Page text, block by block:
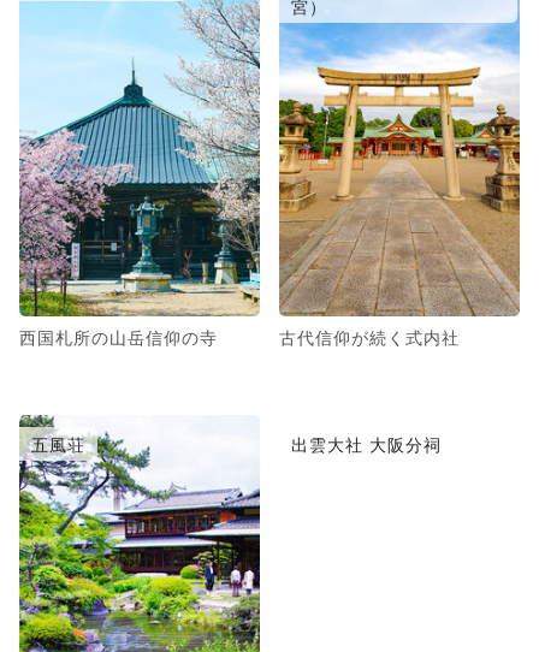
西国札所の山岳信仰の寺
宮）
古代信仰が続く式内社
五風荘 出雲大社 大阪分祠